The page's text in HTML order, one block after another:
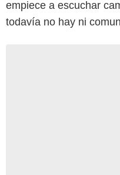
empiece a escuchar
todavía no hay ni